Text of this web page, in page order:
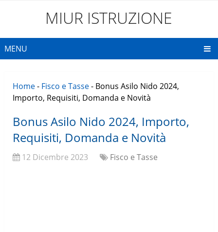
MIUR ISTRUZIONE
MENU
Home- Fisco e Tasse- Bonus Asilo Nido 2024,
Importo, Requisiti, Domanda e Novità
Bonus Asilo Nido 2024, Importo,
Requisiti, Domanda e Novità
12 Dicembre 2023 Fisco e Tasse